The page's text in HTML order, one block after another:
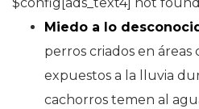
Miedo a lo
perros criados en áreas
expuestos a la lluvia
cachorros temen al